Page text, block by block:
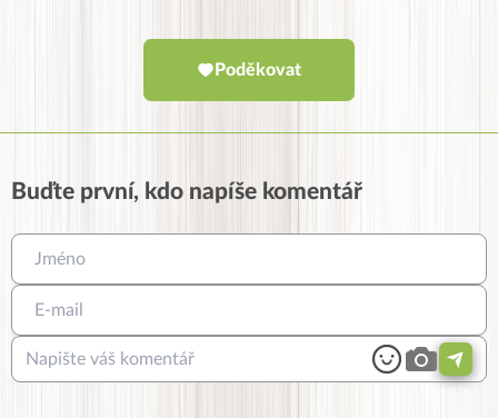
Poděkovat
Buďte první, kdo napíše komentář